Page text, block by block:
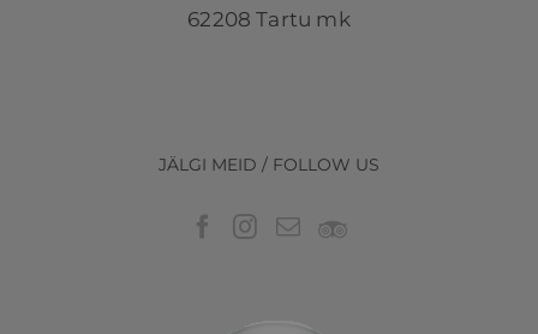
62208 Tartu mk
JÄLGI MEID / FOLLOW US